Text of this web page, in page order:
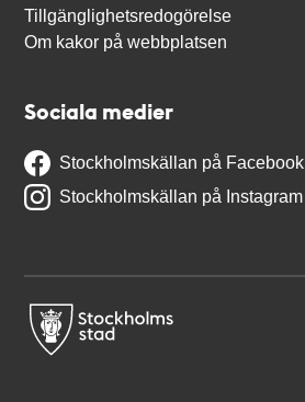
Tillgänglighetsredogörelse
Om kakor på webbplatsen
Sociala medier
Stockholmskällan på Facebook
Stockholmskällan på Instagram